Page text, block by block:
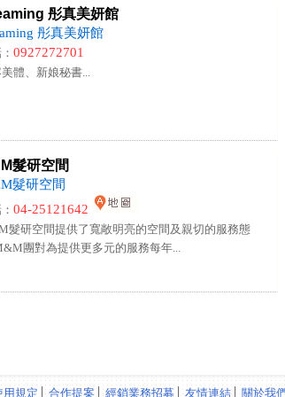
彤真美妍館
彤真美妍館
0927272701
體、新娘秘書...
髮研空間
髮研空間
04-25121642
髮研空間提供了寬敞明亮的空間及親切的服務態
團對為提供更多元的服務每年...
用規定 │ 合作提案│經銷業務招募│友情連結│關於我